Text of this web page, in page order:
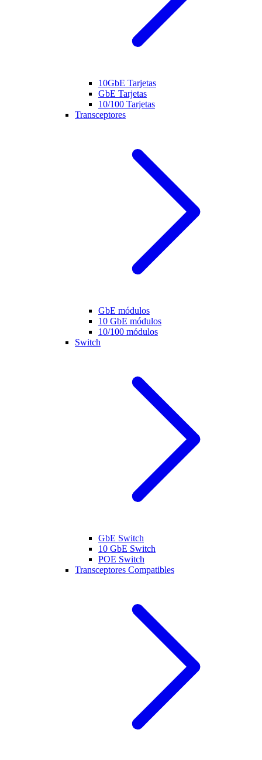
10GbE Tarjetas
GbE Tarjetas
10/100 Tarjetas
Transceptores
GbE módulos
10 GbE módulos
10/100 módulos
Switch
GbE Switch
10 GbE Switch
POE Switch
Transceptores Compatibles